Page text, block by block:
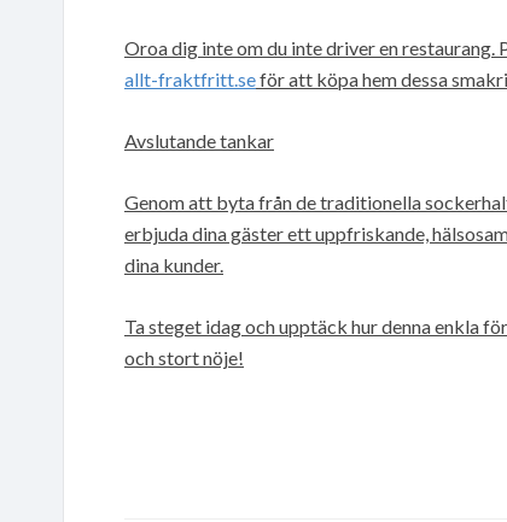
Oroa dig inte om du inte driver en
allt-fraktfritt.seför att köpa hem dessa
Avslutande tankar
Genom att byta från de traditionella
erbjuda dina gäster ett uppfriskande,
dina kunder.
Ta steget idag och upptäck hur denna enkla
och stort nöje!